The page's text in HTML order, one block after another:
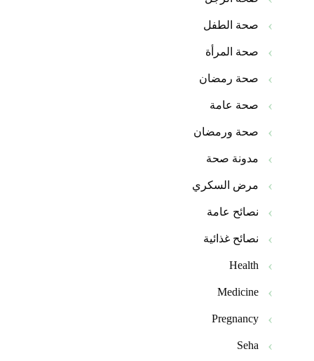
صحة الطفل
صحة المرأة
صحة رمضان
صحة عامة
صحة ورمضان
مدونة صحة
مرض السكري
نصائح عامة
نصائح غذائية
Health
Medicine
Pregnancy
Seha